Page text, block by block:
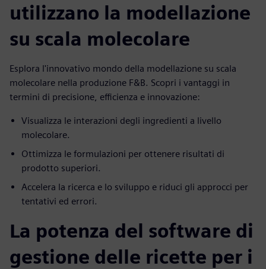
utilizzano la modellazione
su scala molecolare
Esplora l'innovativo mondo della modellazione su scala
molecolare nella produzione F&B. Scopri i vantaggi in
termini di precisione, efficienza e innovazione:
Visualizza le interazioni degli ingredienti a livello
molecolare.
Ottimizza le formulazioni per ottenere risultati di
prodotto superiori.
Accelera la ricerca e lo sviluppo e riduci gli approcci per
tentativi ed errori.
La potenza del software di
gestione delle ricette per i